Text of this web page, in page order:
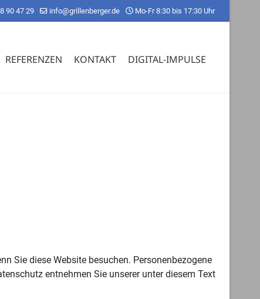
90 47 29 info@grillenberger.de Mo-Fr 8:30 bis 17:30 Uhr
REFERENZEN KONTAKT DIGITAL-IMPULSE
Sie diese Website besuchen. Personenbezogene
entnehmen Sie unserer unter diesem Text